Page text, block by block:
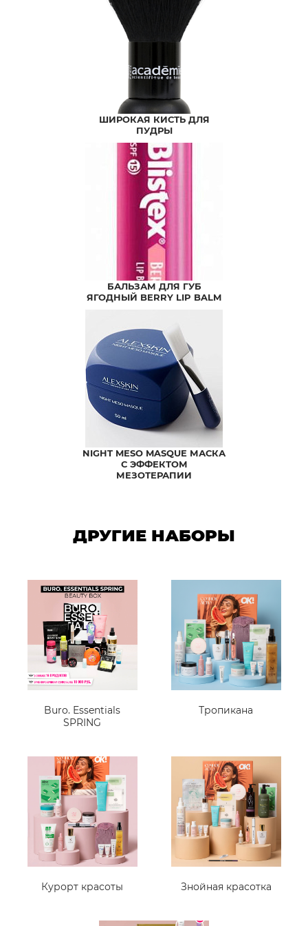
ШИРОКАЯ КИСТЬ ДЛЯ
ПУДРЫ
БАЛЬЗАМ ДЛЯ ГУБ
ЯГОДНЫЙ BERRY LIP BALM
NIGHT MESO MASQUE МАСКА
С ЭФФЕКТОМ
МЕЗОТЕРАПИИ
ДРУГИЕ НАБОРЫ
Buro. Essentials
SPRING
Тропикана
Курорт красоты Знойная красотка